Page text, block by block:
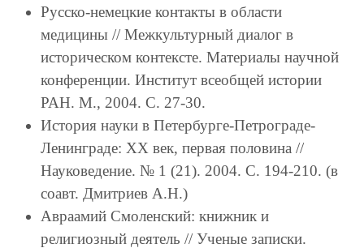
Русско-немецкие контакты в области
медицины // Межкультурный диалог в
историческом контексте. Материалы научной
конференции. Институт всеобщей истории
РАН. М., 2004. С. 27-30.
История науки в Петербурге-Петрограде-
Ленинграде: ХХ век, первая половина //
Науковедение. № 1 (21). 2004. С. 194-210. (в
соавт. Дмитриев А.Н.)
Авраамий Смоленский: книжник и
религиозный деятель // Ученые записки.